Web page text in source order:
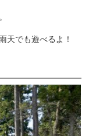
天でも遊べるよ！